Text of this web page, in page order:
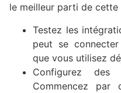
le meilleur parti de cette
Testez les
peut se
que vous utilisez
Configurez des
Commencez par